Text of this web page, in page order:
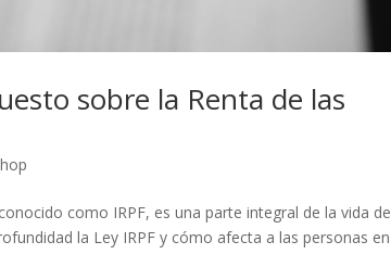
sobre la Renta de las
como IRPF, es una parte integral de la vida de
la Ley IRPF y cómo afecta a las personas en